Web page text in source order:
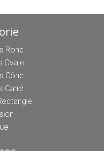
Rond
Ovale
Cône
Carré